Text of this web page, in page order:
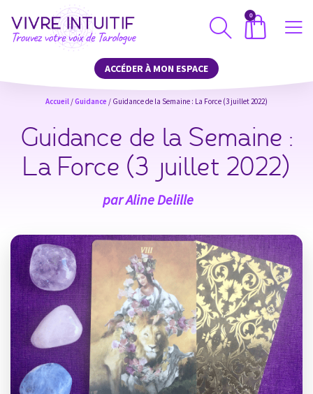
0
ACCÉDER À MON ESPACE
Accueil /Guidance / Guidance de la Semaine : La Force (3 juillet 2022)
Guidance de la Semaine :
La Force (3 juillet 2022)
parAline Delille